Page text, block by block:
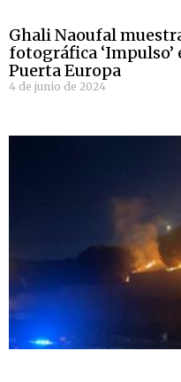
Ghali Naoufal
fotográfica
Puerta Europa
4 de junio de 2024